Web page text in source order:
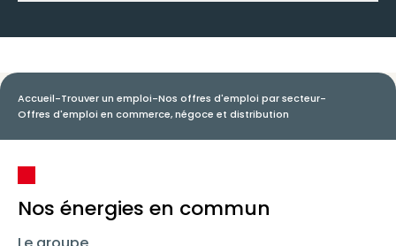
Accueil-Trouver un emploi-Nos offres d'emploi par secteur-
Offres d'emploi en commerce, négoce et distribution
Nos énergies en commun